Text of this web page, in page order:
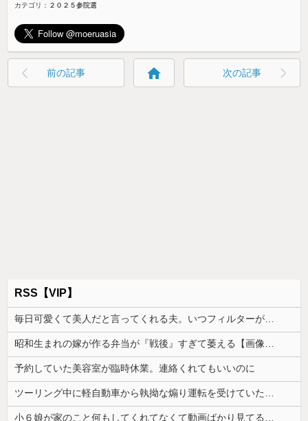
カテゴリ： ２０２５参院選
前の記事 home 次の記事
RSS【VIP】
予約していた美容室が臨時休業。連絡くれてもいいのに